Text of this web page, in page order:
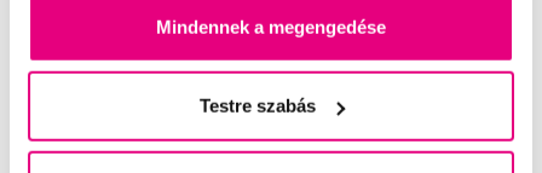
Mindennek a megengedése
Testre szabás
Írjon szakértőinknek